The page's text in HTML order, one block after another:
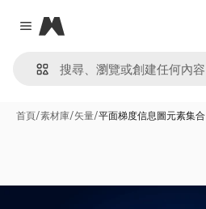
Close menu
Magnific
首頁/素材庫/矢量/平面梯度信息圖元素集合